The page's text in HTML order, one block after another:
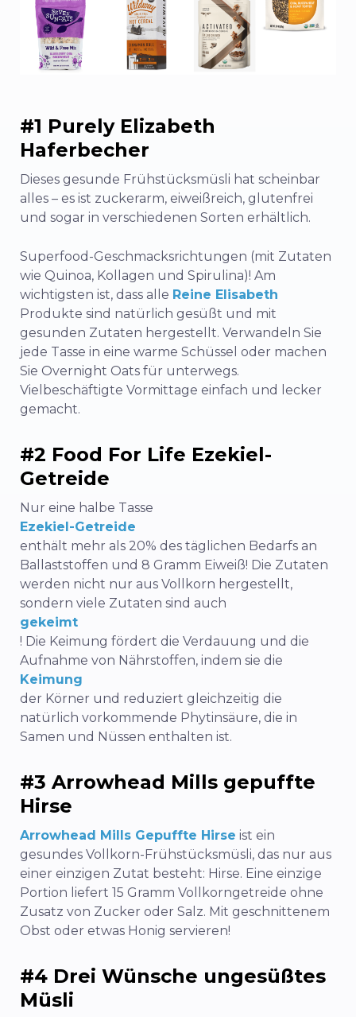
#1 Purely Elizabeth
Haferbecher
Dieses gesunde Frühstücksmüsli hat scheinbar
alles – es ist zuckerarm, eiweißreich, glutenfrei
und sogar in verschiedenen Sorten erhältlich.
Superfood-Geschmacksrichtungen (mit Zutaten
wie Quinoa, Kollagen und Spirulina)! Am
wichtigsten ist, dass alle Reine Elisabeth
Produkte sind natürlich gesüßt und mit
gesunden Zutaten hergestellt. Verwandeln Sie
jede Tasse in eine warme Schüssel oder machen
Sie Overnight Oats für unterwegs.
Vielbeschäftigte Vormittage einfach und lecker
gemacht.
#2 Food For Life Ezekiel-
Getreide
Nur eine halbe Tasse
Ezekiel-Getreide
enthält mehr als 20% des täglichen Bedarfs an
Ballaststoffen und 8 Gramm Eiweiß! Die Zutaten
werden nicht nur aus Vollkorn hergestellt,
sondern viele Zutaten sind auch
gekeimt
! Die Keimung fördert die Verdauung und die
Aufnahme von Nährstoffen, indem sie die
Keimung
der Körner und reduziert gleichzeitig die
natürlich vorkommende Phytinsäure, die in
Samen und Nüssen enthalten ist.
#3 Arrowhead Mills gepuffte
Hirse
Arrowhead Mills Gepuffte Hirse ist ein
gesundes Vollkorn-Frühstücksmüsli, das nur aus
einer einzigen Zutat besteht: Hirse. Eine einzige
Portion liefert 15 Gramm Vollkorngetreide ohne
Zusatz von Zucker oder Salz. Mit geschnittenem
Obst oder etwas Honig servieren!
#4 Drei Wünsche ungesüßtes
Müsli